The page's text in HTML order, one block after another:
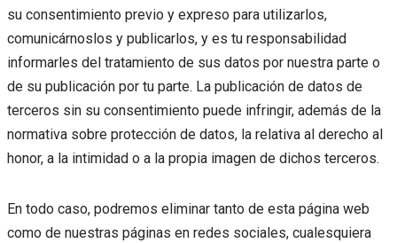
su consentimiento previo y expreso para utilizarlos,
comunicárnoslos y publicarlos, y es tu responsabilidad
informarles del tratamiento de sus datos por nuestra parte o
de su publicación por tu parte. La publicación de datos de
terceros sin su consentimiento puede infringir, además de la
normativa sobre protección de datos, la relativa al derecho al
honor, a la intimidad o a la propia imagen de dichos terceros.
En todo caso, podremos eliminar tanto de esta página web
como de nuestras páginas en redes sociales, cualesquiera